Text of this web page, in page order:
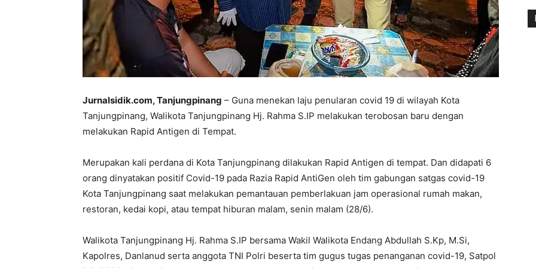
Jurnalsidik.com, Tanjungpinang – Guna menekan laju penularan covid 19 di wilayah Kota
Tanjungpinang, Walikota Tanjungpinang Hj. Rahma S.IP melakukan terobosan baru dengan
melakukan Rapid Antigen di Tempat.
Merupakan kali perdana di Kota Tanjungpinang dilakukan Rapid Antigen di tempat. Dan didapati 6
orang dinyatakan positif Covid-19 pada Razia Rapid AntiGen oleh tim gabungan satgas covid-19
Kota Tanjungpinang saat melakukan pemantauan pemberlakuan jam operasional rumah makan,
restoran, kedai kopi, atau tempat hiburan malam, senin malam (28/6).
Walikota Tanjungpinang Hj. Rahma S.IP bersama Wakil Walikota Endang Abdullah S.Kp, M.Si,
Kapolres, Danlanud serta anggota TNI Polri beserta tim gugus tugas penanganan covid-19, Satpol